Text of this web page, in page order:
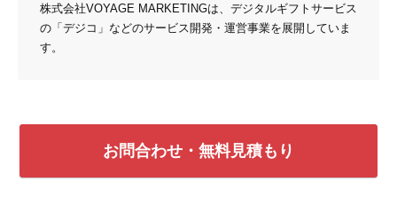
株式会社VOYAGE MARKETINGは、デジタルギフトサービス
の「デジコ」などのサービス開発・運営事業を展開していま
す。
お問合わせ・無料見積もり